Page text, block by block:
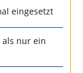
eingesetzt
nur ein